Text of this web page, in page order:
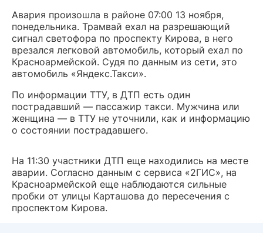
Авария произошла в районе 07:00 13 ноября,
понедельника. Трамвай ехал на разрешающий
сигнал светофора по проспекту Кирова, в него
врезался легковой автомобиль, который ехал по
Красноармейской. Судя по данным из сети, это
автомобиль «Яндекс.Такси».
По информации ТТУ, в ДТП есть один
пострадавший — пассажир такси. Мужчина или
женщина — в ТТУ не уточнили, как и информацию
о состоянии пострадавшего.
На 11:30 участники ДТП еще находились на месте
аварии. Согласно данным с сервиса «2ГИС», на
Красноармейской еще наблюдаются сильные
пробки от улицы Карташова до пересечения с
проспектом Кирова.